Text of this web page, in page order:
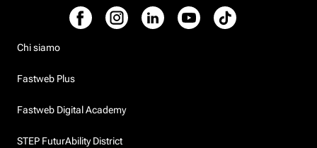
Chi siamo
Fastweb Plus
Fastweb Digital Academy
STEP FuturAbility District